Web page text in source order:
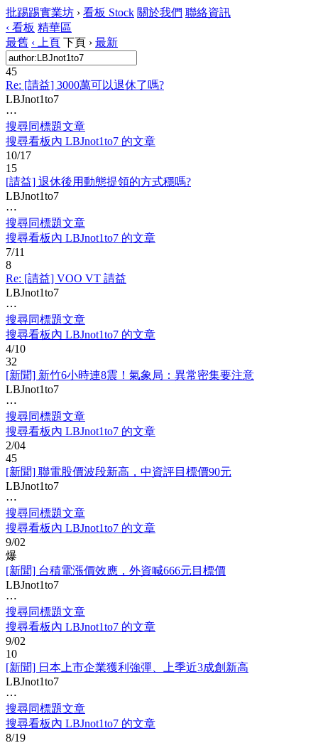
批踢踢實業坊 › 看板 Stock 關於我們 聯絡資訊
‹ 看板 精華區
最舊 ‹ 上頁 下頁 › 最新
45
Re: [請益] 3000萬可以退休了嗎?
LBJnot1to7
⋯
搜尋同標題文章
搜尋看板內 LBJnot1to7 的文章
10/17
15
[請益] 退休後用動態提領的方式穩嗎?
LBJnot1to7
⋯
搜尋同標題文章
搜尋看板內 LBJnot1to7 的文章
7/11
8
Re: [請益] VOO VT 請益
LBJnot1to7
⋯
搜尋同標題文章
搜尋看板內 LBJnot1to7 的文章
4/10
32
[新聞] 新竹6小時連8震！氣象局：異常密集要注意
LBJnot1to7
⋯
搜尋同標題文章
搜尋看板內 LBJnot1to7 的文章
2/04
45
[新聞] 聯電股價波段新高，中資評目標價90元
LBJnot1to7
⋯
搜尋同標題文章
搜尋看板內 LBJnot1to7 的文章
9/02
爆
[新聞] 台積電漲價效應，外資喊666元目標價
LBJnot1to7
⋯
搜尋同標題文章
搜尋看板內 LBJnot1to7 的文章
9/02
10
[新聞] 日本上市企業獲利強彈、上季近3成創新高
LBJnot1to7
⋯
搜尋同標題文章
搜尋看板內 LBJnot1to7 的文章
8/19